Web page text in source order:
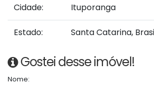
Cidade: Ituporanga
Estado: Santa Catarina,
Gostei desse imóvel!
Nome: